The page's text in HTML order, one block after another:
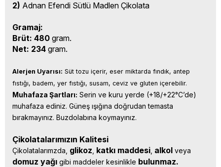
2) Adnan Efendi Sütlü Madlen Çikolata
Gramaj:
Brüt: 480 gram.
Net: 234 gram.
Alerjen Uyarısı: Süt tozu içerir, eser miktarda fındık, antep
fıstığı, badem, yer fıstığı, susam, ceviz ve gluten içerebilir.
Muhafaza Şartları: Serin ve kuru yerde (+18/+22°C’de)
muhafaza ediniz. Güneş ışığına doğrudan temasta
bırakmayınız. Buzdolabına koymayınız.
Çikolatalarımızın Kalitesi
Çikolatalarımzda, glikoz katkı maddesi alkol
domuz yağı gibi maddeler kesinlikle bulunmaz.